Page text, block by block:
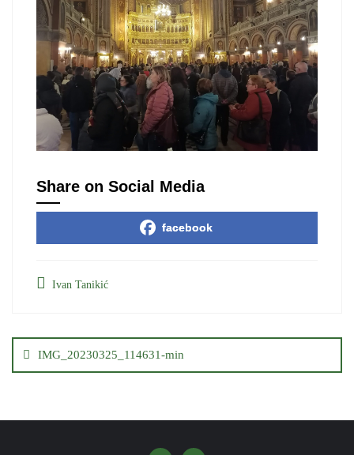
Share on Social Media
facebook
Ivan Tanikić
чланка
IMG_20230325_114631-min